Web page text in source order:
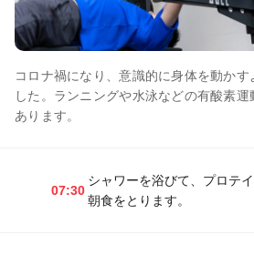
コロナ禍になり、意識的に身体を動かす
した。ランニングや水泳などの有酸素運
あります。
07:30
シャワーを浴びて、プロテイ
朝食をとります。